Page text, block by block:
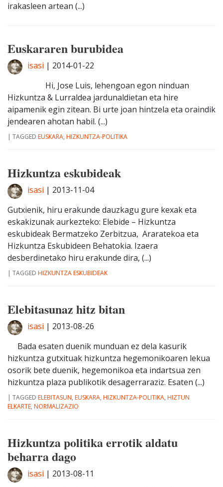
irakasleen artean (...)
Euskararen burubidea
isasi | 2014-01-22
Hi, Jose Luis, lehengoan egon ninduan
Hizkuntza & Lurraldea jardunaldietan eta hire
aipamenik egin zitean. Bi urte joan hintzela eta oraindik
jendearen ahotan habil. (...)
| TAGGED EUSKARA, HIZKUNTZA-POLITIKA
Hizkuntza eskubideak
isasi | 2013-11-04
Gutxienik, hiru erakunde dauzkagu gure kexak eta
eskakizunak aurkezteko: Elebide – Hizkuntza
eskubideak Bermatzeko Zerbitzua, Araratekoa eta
Hizkuntza Eskubideen Behatokia. Izaera
desberdinetako hiru erakunde dira, (...)
| TAGGED HIZKUNTZA ESKUBIDEAK
Elebitasunaz hitz bitan
isasi | 2013-08-26
Bada esaten duenik munduan ez dela kasurik
hizkuntza gutxituak hizkuntza hegemonikoaren lekua
osorik bete duenik, hegemonikoa eta indartsua zen
hizkuntza plaza publikotik desagerraraziz. Esaten (...)
| TAGGED ELEBITASUN, EUSKARA, HIZKUNTZA-POLITIKA, HIZTUN
ELKARTE, NORMALIZAZIO
Hizkuntza politika errotik aldatu
beharra dago
isasi | 2013-08-11